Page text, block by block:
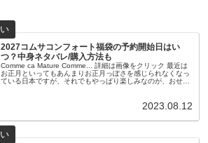
2027コムサコンフォート福袋の予約開始日はい
つ？中身ネタバレ/購入方法も
Comme ca Mature Comme... 詳細は画像をクリック 最近は
お正月といってもあんまりお正月っぽさを感じられなくなっ
ている日本ですが、それでもやっぱり楽しみなのが、おせち
2023.08.12